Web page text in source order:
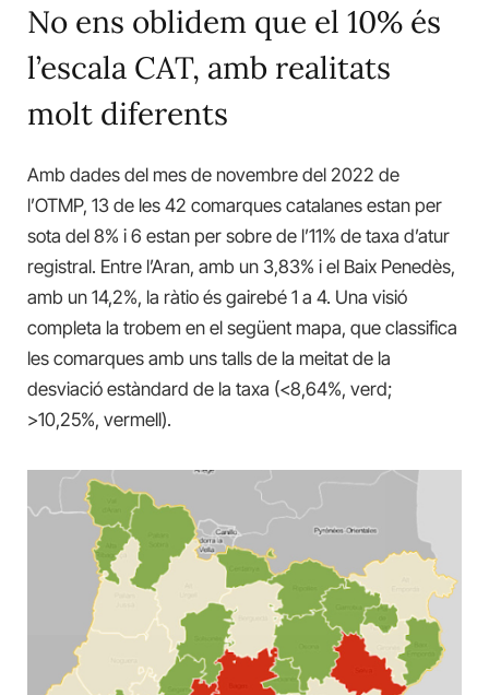
No ens oblidem que el 10% és
l’escala CAT, amb realitats
molt diferents
Amb dades del mes de novembre del 2022 de
l’OTMP, 13 de les 42 comarques catalanes estan per
sota del 8% i 6 estan per sobre de l’11% de taxa d’atur
registral. Entre l’Aran, amb un 3,83% i el Baix Penedès,
amb un 14,2%, la ràtio és gairebé 1 a 4. Una visió
completa la trobem en el següent mapa, que classifica
les comarques amb uns talls de la meitat de la
desviació estàndard de la taxa (<8,64%, verd;
>10,25%, vermell).